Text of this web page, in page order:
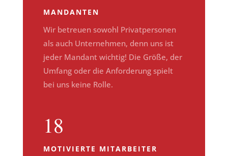
MANDANTEN
Wir betreuen sowohl Privatpersonen
als auch Unternehmen, denn uns ist
jeder Mandant wichtig! Die Größe, der
Umfang oder die Anforderung spielt
bei uns keine Rolle.
18
MOTIVIERTE MITARBEITER